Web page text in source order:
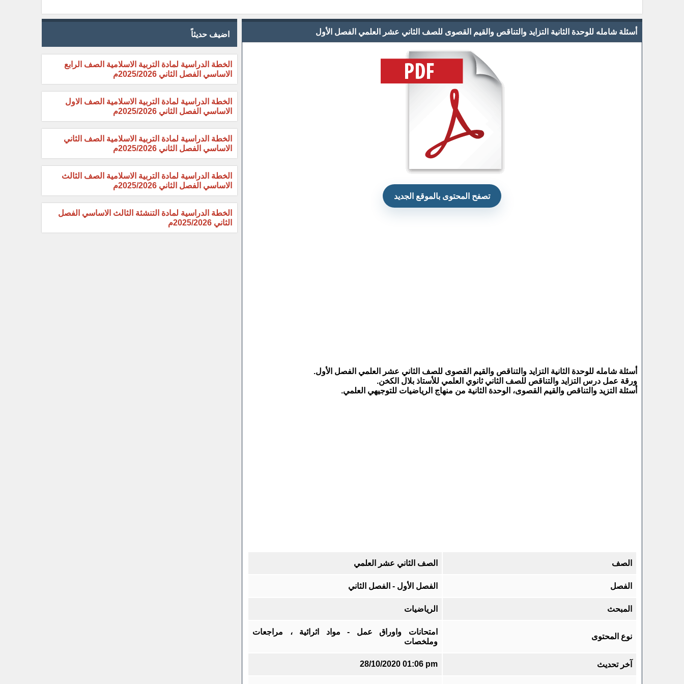
أسئلة شامله للوحدة الثانية التزايد والتناقص والقيم القصوى للصف الثاني عشر العلمي الفصل الأول
تصفح المحتوى بالموقع الجديد
أسئلة شامله للوحدة الثانية التزايد والتناقص والقيم القصوى للصف الثاني عشر العلمي الفصل الأول.
ورقة عمل درس التزايد والتناقص للصف الثاني ثانوي العلمي للأستاذ بلال الكخن.
أسئلة التزيد والتناقص والقيم القصوى، الوحدة الثانية من منهاج الرياضيات للتوجيهي العلمي.
الصف الصف الثاني عشر العلمي
الفصل الفصل الأول - الفصل الثاني
المبحث الرياضيات
نوع المحتوى
امتحانات واوراق عمل - مواد اثرائية ، مراجعات
وملخصات
آخر تحديث 28/10/2020 01:06 pm
اضيف حديثاً
الخطة الدراسية لمادة التربية الاسلامية الصف الرابع
الاساسي الفصل الثاني 2025/2026م
الخطة الدراسية لمادة التربية الاسلامية الصف الاول
الاساسي الفصل الثاني 2025/2026م
الخطة الدراسية لمادة التربية الاسلامية الصف الثاني
الاساسي الفصل الثاني 2025/2026م
الخطة الدراسية لمادة التربية الاسلامية الصف الثالث
الاساسي الفصل الثاني 2025/2026م
الخطة الدراسية لمادة التنشئة الثالث الاساسي الفصل
الثاني 2025/2026م